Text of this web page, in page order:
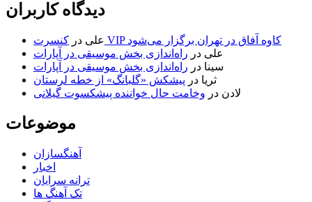
دیدگاه کاربران
علی در
کنسرت VIP کاوه آفاق در تهران برگزار می‌شود
علی در راه‌اندازی بخش موسیقی در آپارات
سینا در راه‌اندازی بخش موسیقی در آپارات
ثریا در پیشکش «گلبانگ» از خطه لرستان
لادن در وخامت حال خواننده پیشکسوت گیلانی
موضوعات
آهنگسازان
اخبار
ترانه سرایان
تک آهنگ ها